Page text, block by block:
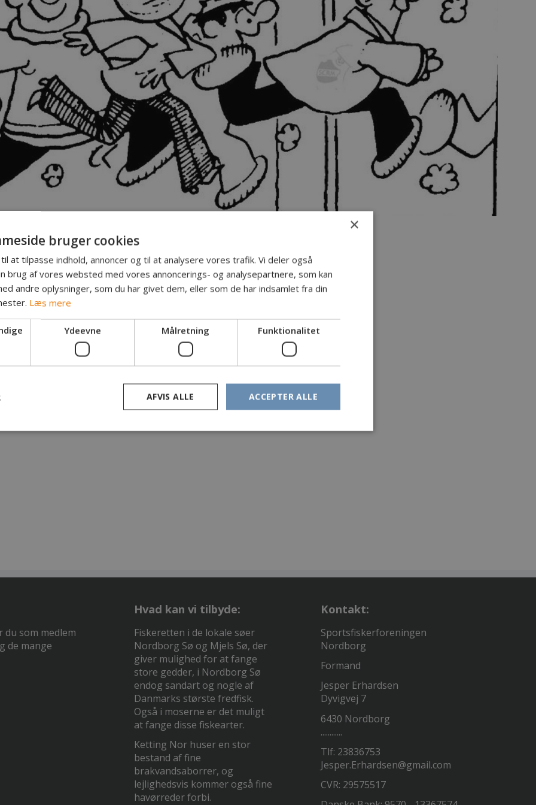
2019
som medlem
de mange
Hvad kan vi tilbyde:
Fiskeretten i de lokale søer
Nordborg Sø og Mjels Sø, der
giver mulighed for at fange
store gedder, i Nordborg Sø
endog sandart og nogle af
Danmarks største fredfisk.
Også i moserne er det muligt
at fange disse fiskearter.
Ketting Nor huser en stor
bestand af fine
brakvandsaborrer, og
lejlighedsvis kommer også fine
havørreder forbi.
Kontakt:
Sportsfiskerforeningen
Nordborg
Formand
Jesper Erhardsen
Dyvigvej 7
6430 Nordborg
............
Tlf: 23836753
Jesper.Erhardsen@gmail.com
CVR: 29575517
×
bruger cookies
at tilpasse indhold, annoncer og til at analysere vores trafik. Vi deler også
brug af vores websted med vores annoncerings- og analysepartnere, som kan
andre oplysninger, som du har givet dem, eller som de har indsamlet fra din
Læs mere
Ydeevne Målretning Funktionalitet
ACCEPTER ALLE
AFVIS ALLE